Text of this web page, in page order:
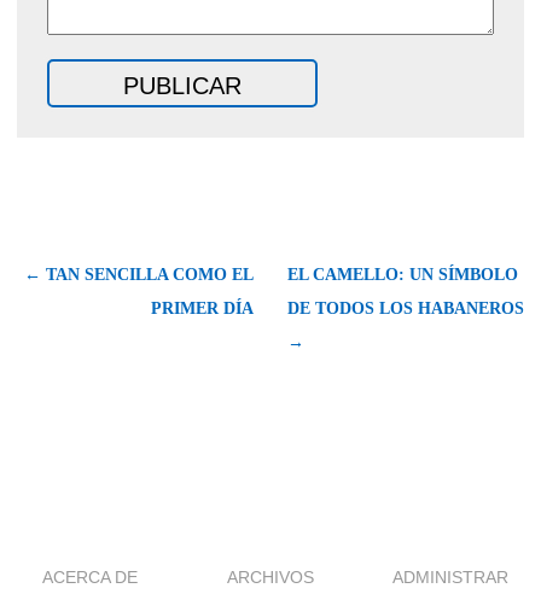
← TAN SENCILLA COMO EL
PRIMER DÍA
EL CAMELLO: UN SÍMBOLO
DE TODOS LOS HABANEROS
→
ACERCA DE ARCHIVOS ADMINISTRAR